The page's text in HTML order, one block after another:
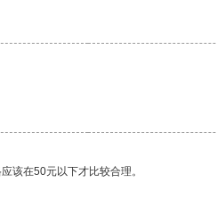
该在50元以下才比较合理。